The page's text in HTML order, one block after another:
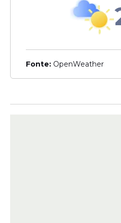
Veja Também
Fonte: OpenWeather